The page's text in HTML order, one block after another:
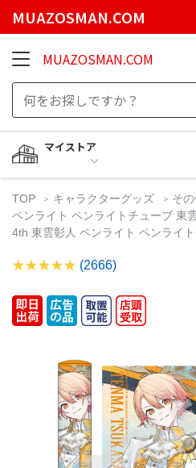
MUAZOSMAN.COM
MUAZOSMAN.COM
マイストア
TOP キャラクターグッズ そ
ペンライト ペンライトチューブ 東
4th 東雲彰人 ペンライト ペンライ
(2666)